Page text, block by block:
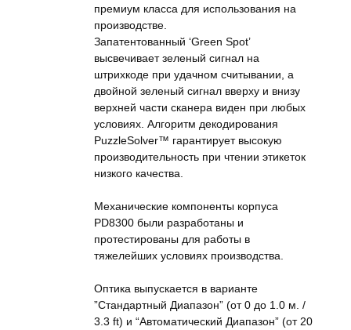
премиум класса для использования на
производстве.
Запатентованный ‘Green Spot’
высвечивает зеленый сигнал на
штрихкоде при удачном считывании, а
двойной зеленый сигнал вверху и внизу
верхней части сканера виден при любых
условиях. Алгоритм декодирования
PuzzleSolver™ гарантирует высокую
производительность при чтении этикеток
низкого качества.
Механические компоненты корпуса
PD8300 были разработаны и
протестированы для работы в
тяжелейших условиях производства.
Оптика выпускается в варианте
”Стандартный Диапазон” (от 0 до 1.0 м. /
3.3 ft) и “Автоматический Диапазон” (от 20